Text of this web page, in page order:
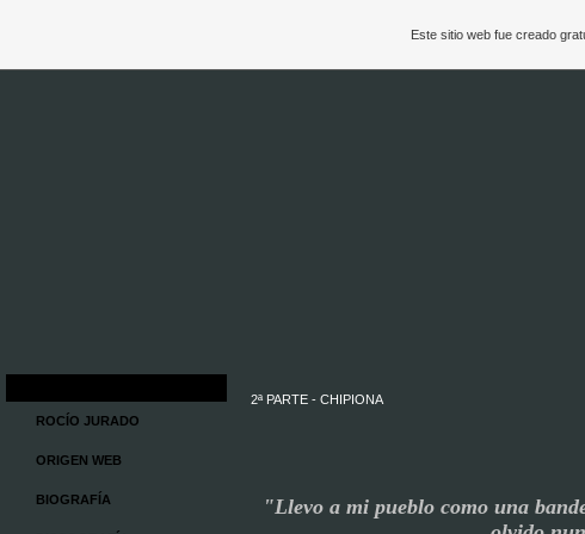
ROCÍO JURADO
ORIGEN WEB
BIOGRAFÍA
2ª PARTE - CHIPIONA
"Llevo a mi pueblo como una
Este sitio web fue creado